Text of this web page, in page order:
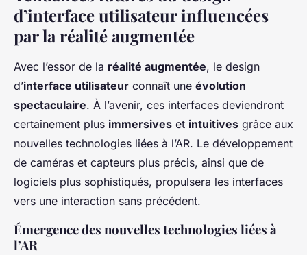
d’interface utilisateur influencées
par la réalité augmentée
Avec l’essor de la réalité augmentée, le design
d’interface utilisateur connaît une évolution
spectaculaire. À l’avenir, ces interfaces deviendront
certainement plus immersives et intuitives grâce aux
nouvelles technologies liées à l’AR. Le développement
de caméras et capteurs plus précis, ainsi que de
logiciels plus sophistiqués, propulsera les interfaces
vers une interaction sans précédent.
Émergence des nouvelles technologies liées à
l’AR